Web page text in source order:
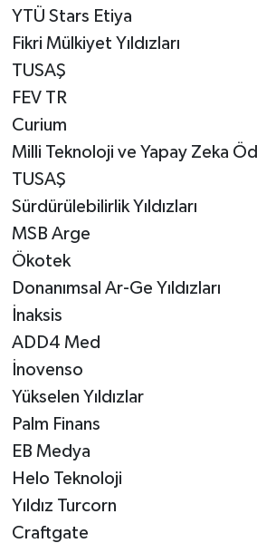
YTÜ Stars Etiya
Fikri Mülkiyet Yıldızları
TUSAŞ
FEV TR
Curium
Milli Teknoloji ve Yapay Zeka
TUSAŞ
Sürdürülebilirlik Yıldızları
MSB Arge
Ökotek
Donanımsal Ar-Ge Yıldızları
İnaksis
ADD4 Med
İnovenso
Yükselen Yıldızlar
Palm Finans
EB Medya
Helo Teknoloji
Yıldız Turcorn
Craftgate